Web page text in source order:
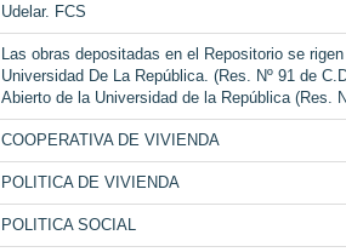
Udelar. FCS
Las obras depositadas en el Repositorio se
Universidad De La República. (Res. Nº 91 de
Abierto de la Universidad de la República (Res.
COOPERATIVA DE VIVIENDA
POLITICA DE VIVIENDA
POLITICA SOCIAL